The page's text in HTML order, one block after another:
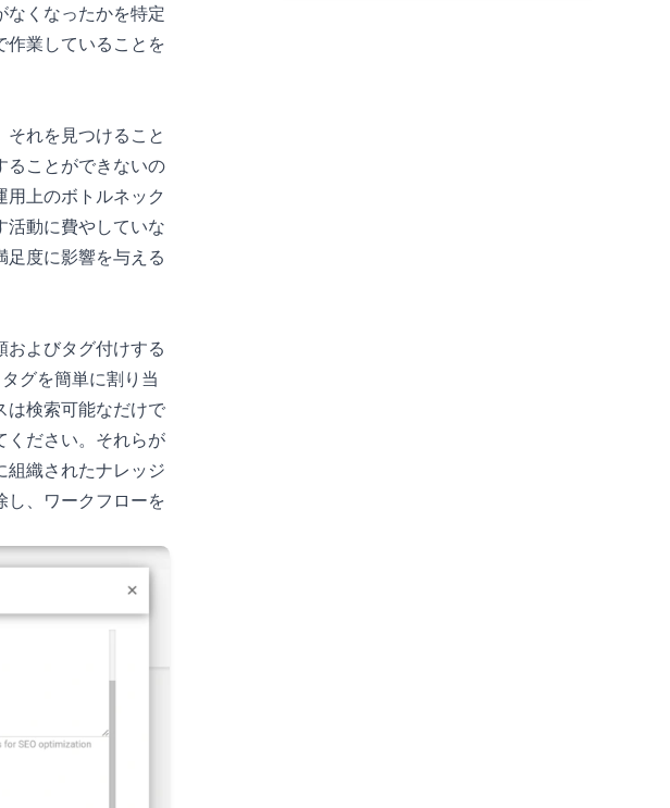
なくなったかを特定
作業していることを
れを見つけること
ることができないの
上のボトルネック
活動に費やしていな
度に影響を与える
およびタグ付けする
グを簡単に割り当
は検索可能なだけで
ください。それらが
組織されたナレッジ
し、ワークフローを